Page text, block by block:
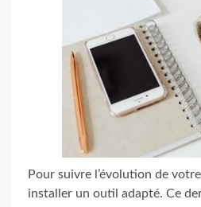
Pour suivre l’évolution de
installer un outil adapté. Ce